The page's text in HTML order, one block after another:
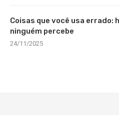
Coisas que você usa errado:
ninguém percebe
24/11/2025